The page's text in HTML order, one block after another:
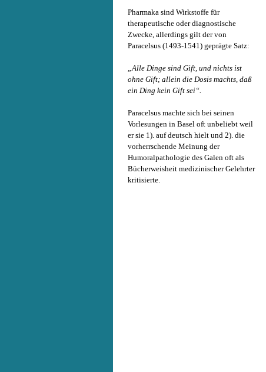
Pharmaka sind Wirkstoffe für
therapeutische oder diagnostische
Zwecke, allerdings gilt der von
Paracelsus (1493-1541) geprägte Satz:
„Alle Dinge sind Gift, und nichts ist
ohne Gift; allein die Dosis machts, daß
ein Ding kein Gift sei“.
Paracelsus machte sich bei seinen
Vorlesungen in Basel oft unbeliebt weil
er sie 1). auf deutsch hielt und 2). die
vorherrschende Meinung der
Humoralpathologie des Galen oft als
Bücherweisheit medizinischer Gelehrter
kritisierte.